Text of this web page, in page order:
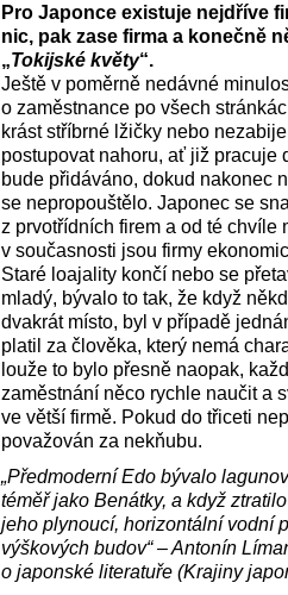
Pro Japonce existuje nejdříve
nic, pak zase firma a konečně
„Tokijské květy“.
Ještě v poměrně nedávné
o zaměstnance po všech
krást stříbrné lžičky nebo
postupovat nahoru, ať již pracuje
bude přidáváno, dokud nakonec
se nepropouštělo. Japonec se
z prvotřídních firem a od té chvíle
v současnosti jsou firmy
Staré loajality končí nebo se
mladý, bývalo to tak, že když
dvakrát místo, byl v případě
platil za člověka, který nemá
louže to bylo přesně naopak,
zaměstnání něco rychle naučit a
ve větší firmě. Pokud do třiceti
považován za nekňubu.
„Předmoderní Edo bývalo
téměř jako Benátky, a když
jeho plynoucí, horizontální vodní
výškových budov“ – Antonín
o japonské literatuře (Krajiny